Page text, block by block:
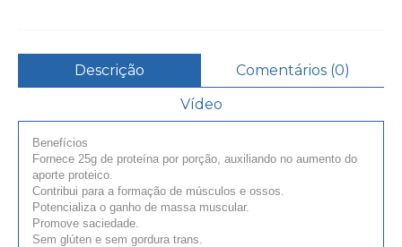
Descrição
Comentários (0)
Vídeo
Benefícios
Fornece 25g de proteína por porção, auxiliando no aumento do
aporte proteico.
Contribui para a formação de músculos e ossos.
Potencializa o ganho de massa muscular.
Promove saciedade.
Sem glúten e sem gordura trans.